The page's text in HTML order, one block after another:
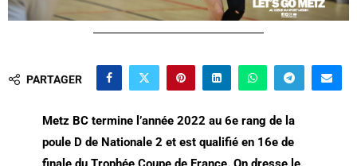
PARTAGER
Metz BC termine l’année 2022 au 6e rang de la
poule D de Nationale 2 et est qualifié en 16e de